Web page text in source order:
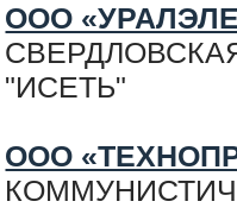
ООО
"ИСЕТЬ"
ООО